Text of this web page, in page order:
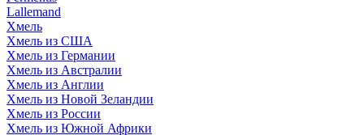
Lallemand
Хмель
Хмель из США
Хмель из Германии
Хмель из Австралии
Хмель из Англии
Хмель из Новой Зеландии
Хмель из России
Хмель из Южной Африки